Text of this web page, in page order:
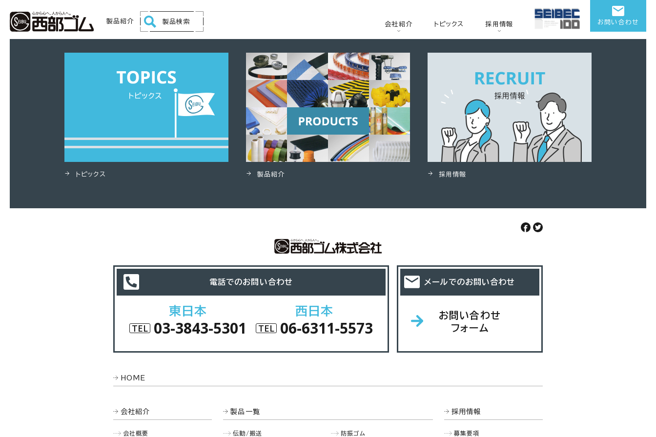
製品紹介 製品検索 会社紹介 トピックス 採用情報 お問い合わせ
HOME 布巻式ウォーターホース
トピックス 製品紹介 採用情報
電話でのお問い合わせ
東日本
TEL 03-3843-5301
西日本
TEL 06-6311-5573
メールでのお問い合わせ
お問い合わせ
フォーム
HOME
会社紹介
会社概要
製品一覧
伝動/搬送 防振ゴム
採用情報
募集要項